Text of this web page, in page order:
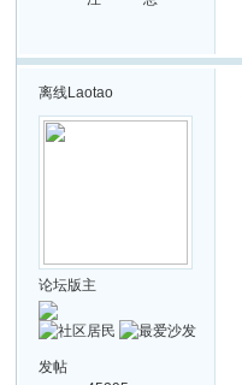
离线Laotao
论坛版主
发帖